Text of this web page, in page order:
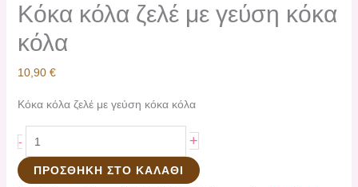
Κόκα κόλα ζελέ με γεύση κόκα
κόλα
10,90 €
Κόκα κόλα ζελέ με γεύση κόκα κόλα
- +
ΠΡΟΣΘΉΚΗ ΣΤΟ ΚΑΛΆΘΙ